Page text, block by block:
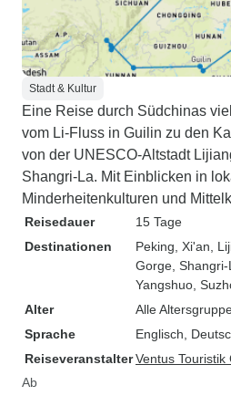
Stadt & Kultur
Eine Reise durch Südchinas
vom Li-Fluss in Guilin zu den
von der UNESCO-Altstadt
Shangri-La. Mit Einblicken in
Minderheitenkulturen und
Reisedauer
15 Tage
Destinationen
Peking , Xi'an ,
Gorge ,
Yangshuo ,
Alter
Alle
Sprache
Englisch,
ReiseveranstalterVentus Touristik
Ab